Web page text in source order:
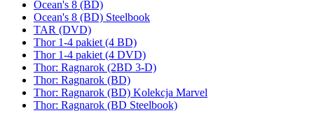
Ocean's 8 (BD)
Ocean's 8 (BD) Steelbook
TAR (DVD)
Thor 1-4 pakiet (4 BD)
Thor 1-4 pakiet (4 DVD)
Thor: Ragnarok (2BD 3-D)
Thor: Ragnarok (BD)
Thor: Ragnarok (BD) Kolekcja Marvel
Thor: Ragnarok (BD Steelbook)